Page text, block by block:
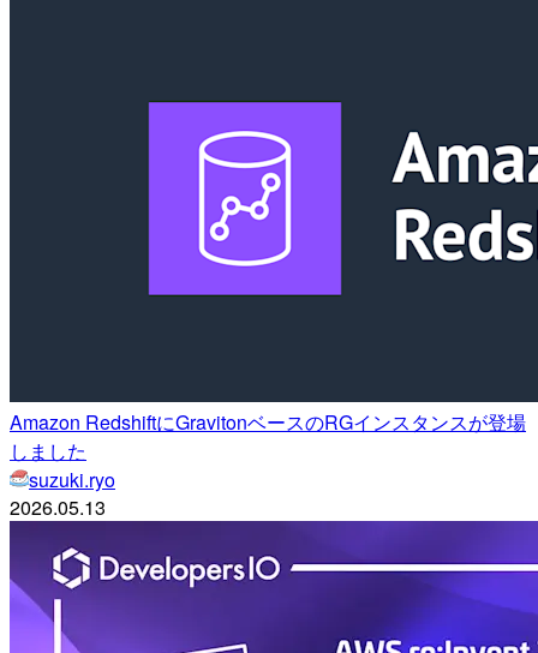
Amazon RedshiftにGravitonベースのRGインスタンスが登場
しました
suzuki.ryo
2026.05.13